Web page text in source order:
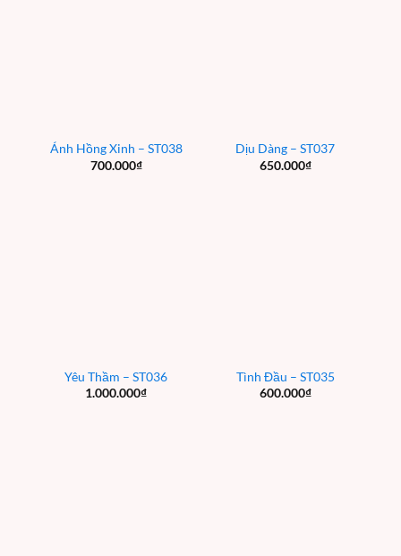
Ánh Hồng Xinh – ST038
700.000₫
Dịu Dàng – ST037
650.000₫
Yêu Thầm – ST036
1.000.000₫
Tình Đầu – ST035
600.000₫